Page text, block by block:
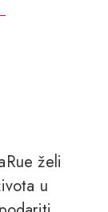
želi
u